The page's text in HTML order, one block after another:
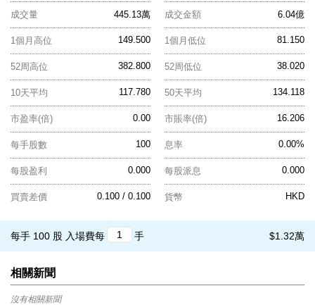
445.13萬
成交量 6.04億
成交金額
149.500
1個月高位 81.150
1個月低位
382.800
52周高位 38.020
52周低位
117.780
10天平均 134.118
50天平均
0.00
市盈率(倍) 16.206
市賬率(倍)
100
每手股數 0.00%
息率
0.000
每股盈利 0.000
每股派息
0.100 / 0.100
買賣差價 HKD
貨幣
$1.32萬
每手 100 股 入場費每 手
相關新聞
沒有相關新聞